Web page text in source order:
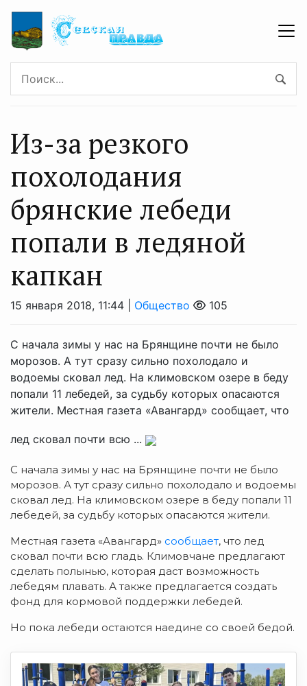
Из-за резкого
похолодания
брянские лебеди
попали в ледяной
капкан
15 января 2018, 11:44 | Общество 105
С начала зимы у нас на Брянщине почти не было
морозов. А тут сразу сильно похолодало и
водоемы сковал лед. На климовском озере в беду
попали 11 лебедей, за судьбу которых опасаются
жители. Местная газета «Авангард» сообщает, что
лед сковал почти всю ...
С начала зимы у нас на Брянщине почти не было
морозов. А тут сразу сильно похолодало и водоемы
сковал лед. На климовском озере в беду попали 11
лебедей, за судьбу которых опасаются жители.
Местная газета «Авангард» сообщает, что лед
сковал почти всю гладь. Климовчане предлагают
сделать полынью, которая даст возможность
лебедям плавать. А также предлагается создать
фонд для кормовой поддержки лебедей.
Но пока лебеди остаются наедине со своей бедой.